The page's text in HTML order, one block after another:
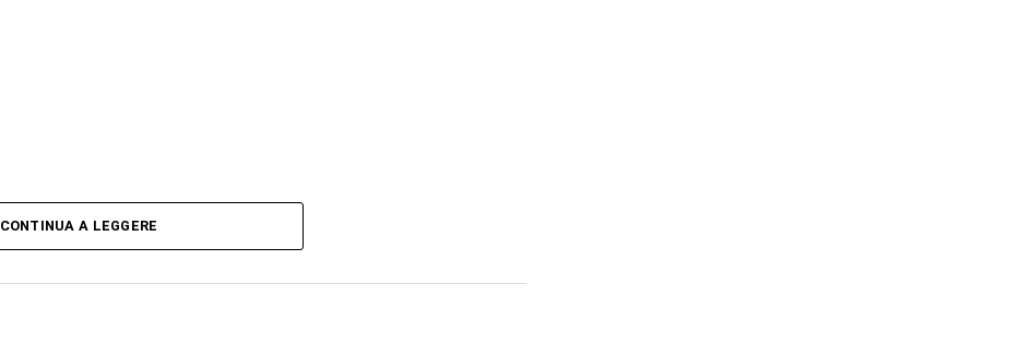
CONTINUA A LEGGERE